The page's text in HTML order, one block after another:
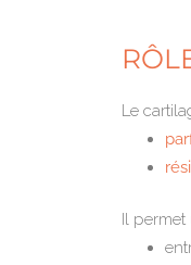
Le
Il permet